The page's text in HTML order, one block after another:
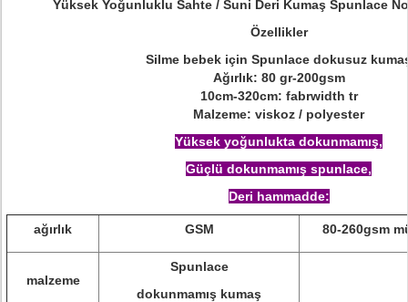
Yüksek Yoğunluklu Sahte / Suni Deri Kumaş Spunlace
Özellikler
Silme bebek için Spunlace dokusuz
Ağırlık: 80 gr-200gsm
10cm-320cm: fabrwidth tr
Malzeme: viskoz / polyester
Yüksek yoğunlukta dokunmamış,
Güçlü dokunmamış spunlace,
Deri hammadde:
ağırlık GSM 80-260gsm
malzeme
Spunlace
dokunmamış kumaş